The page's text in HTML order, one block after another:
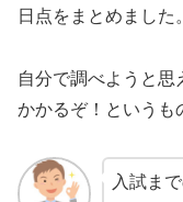
日点をまとめました。
自分で調べようと
かかるぞ！というも
入試ま